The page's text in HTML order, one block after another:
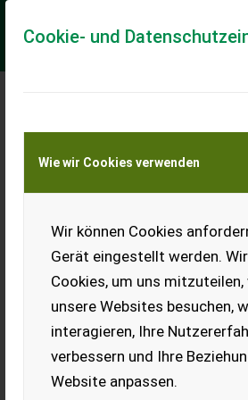
Cookie- und
Wie wir Cookies verwenden
Wir können Cookies
Gerät eingestellt werden.
Cookies, um uns mitzuteilen,
unsere Websites besuchen,
interagieren, Ihre
verbessern und Ihre
Website anpassen.
Meine
Transport von Land- und
KEINE
Ladeort
Ort